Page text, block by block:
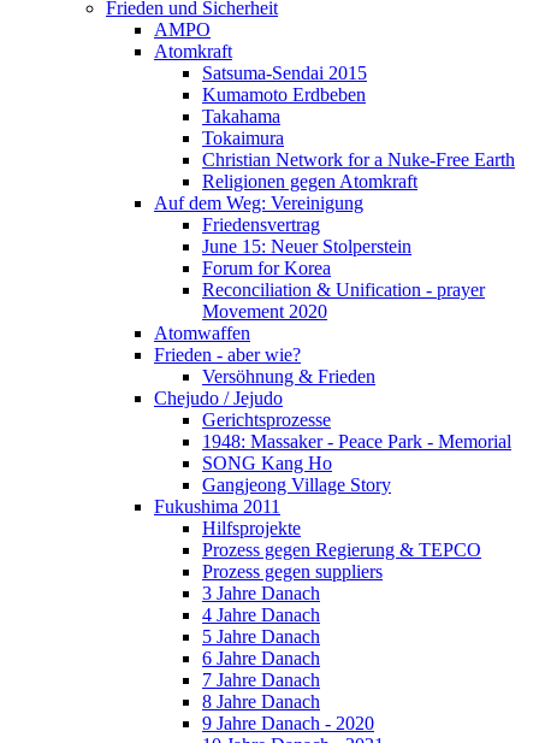
Frieden und Sicherheit
AMPO
Atomkraft
Satsuma-Sendai 2015
Kumamoto Erdbeben
Takahama
Tokaimura
Christian Network for a Nuke-Free Earth
Religionen gegen Atomkraft
Auf dem Weg: Vereinigung
Friedensvertrag
June 15: Neuer Stolperstein
Forum for Korea
Reconciliation & Unification - prayer
Movement 2020
Atomwaffen
Frieden - aber wie?
Versöhnung & Frieden
Chejudo / Jejudo
Gerichtsprozesse
1948: Massaker - Peace Park - Memorial
SONG Kang Ho
Gangjeong Village Story
Fukushima 2011
Hilfsprojekte
Prozess gegen Regierung & TEPCO
Prozess gegen suppliers
3 Jahre Danach
4 Jahre Danach
5 Jahre Danach
6 Jahre Danach
7 Jahre Danach
8 Jahre Danach
9 Jahre Danach - 2020